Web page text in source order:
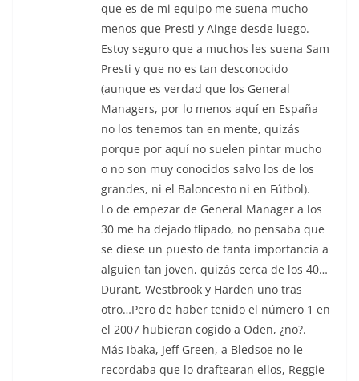
que es de mi equipo me suena mucho
menos que Presti y Ainge desde luego.
Estoy seguro que a muchos les suena Sam
Presti y que no es tan desconocido
(aunque es verdad que los General
Managers, por lo menos aquí en España
no los tenemos tan en mente, quizás
porque por aquí no suelen pintar mucho
o no son muy conocidos salvo los de los
grandes, ni el Baloncesto ni en Fútbol).
Lo de empezar de General Manager a los
30 me ha dejado flipado, no pensaba que
se diese un puesto de tanta importancia a
alguien tan joven, quizás cerca de los 40…
Durant, Westbrook y Harden uno tras
otro…Pero de haber tenido el número 1 en
el 2007 hubieran cogido a Oden, ¿no?.
Más Ibaka, Jeff Green, a Bledsoe no le
recordaba que lo draftearan ellos, Reggie